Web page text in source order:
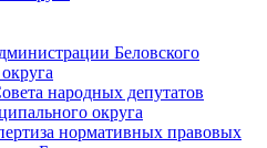
Беловского
народных депутатов
округа
нормативных правовых